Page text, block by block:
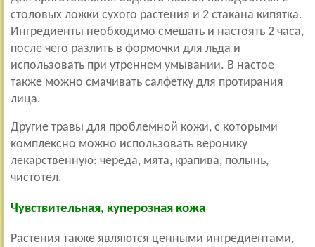
столовых ложки сухого растения и 2 стакана кипятка.
Ингредиенты необходимо смешать и настоять 2 часа,
после чего разлить в формочки для льда и
использовать при утреннем умывании. В настое
также можно смачивать салфетку для протирания
лица.
Другие травы для проблемной кожи, с которыми
комплексно можно использовать веронику
лекарственную: череда, мята, крапива, полынь,
чистотел.
Чувствительная, куперозная кожа
Растения также являются ценными ингредиентами,